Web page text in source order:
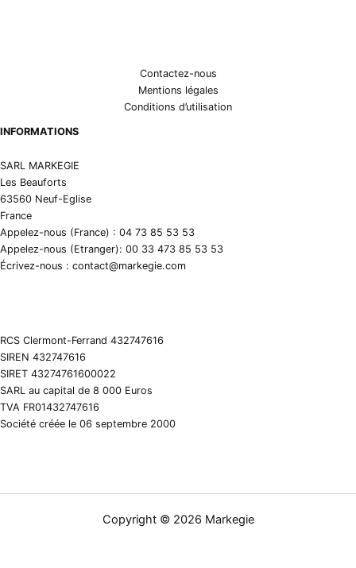
Contactez-nous
Mentions légales
Conditions d’utilisation
INFORMATIONS
SARL MARKEGIE
Les Beauforts
63560 Neuf-Eglise
France
Appelez-nous (France) : 04 73 85 53 53
Appelez-nous (Etranger): 00 33 473 85 53 53
Écrivez-nous : contact@markegie.com
RCS Clermont-Ferrand 432747616
SIREN 432747616
SIRET 43274761600022
SARL au capital de 8 000 Euros
TVA FR01432747616
Société créée le 06 septembre 2000
Copyright © 2026 Markegie